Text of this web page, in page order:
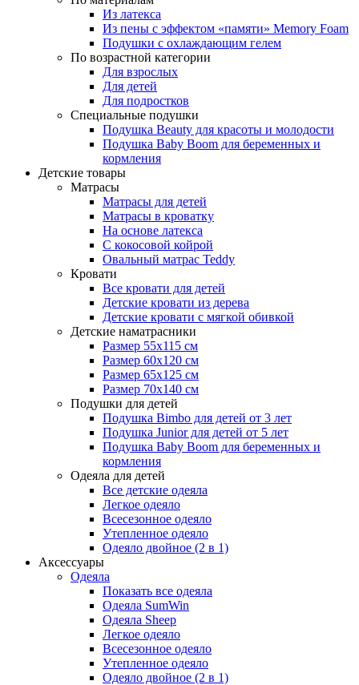
Из латекса
Из пены с эффектом «памяти» Memory Foam
Подушки с охлаждающим гелем
По возрастной категории
Для взрослых
Для детей
Для подростков
Специальные подушки
Подушка Beauty для красоты и молодости
Подушка Baby Boom для беременных и
кормления
Детские товары
Матрасы
Матрасы для детей
Матрасы в кроватку
На основе латекса
С кокосовой койрой
Овальный матрас Teddy
Кровати
Все кровати для детей
Детские кровати из дерева
Детские кровати с мягкой обивкой
Детские наматрасники
Размер 55x115 см
Размер 60x120 см
Размер 65x125 см
Размер 70x140 см
Подушки для детей
Подушка Bimbo для детей от 3 лет
Подушка Junior для детей от 5 лет
Подушка Baby Boom для беременных и
кормления
Одеяла для детей
Все детские одеяла
Легкое одеяло
Всесезонное одеяло
Утепленное одеяло
Одеяло двойное (2 в 1)
Аксессуары
Одеяла
Показать все одеяла
Одеяла SumWin
Одеяла Sheep
Легкое одеяло
Всесезонное одеяло
Утепленное одеяло
Одеяло двойное (2 в 1)